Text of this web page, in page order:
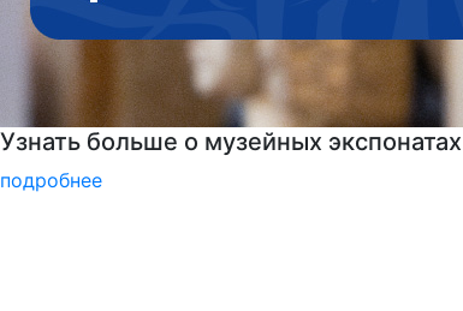
Программы профпереподготовки
подробнее